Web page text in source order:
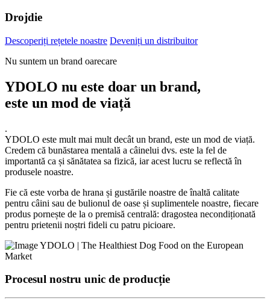
Drojdie
Descoperiți rețetele noastre Deveniți un distribuitor
Nu suntem un brand oarecare
YDOLO nu este doar un brand,
este un mod de viață
.
YDOLO este mult mai mult decât un brand, este un mod de viață.
Credem că bunăstarea mentală a câinelui dvs. este la fel de
importantă ca și sănătatea sa fizică, iar acest lucru se reflectă în
produsele noastre.
Fie că este vorba de hrana și gustările noastre de înaltă calitate
pentru câini sau de bulionul de oase și suplimentele noastre, fiecare
produs pornește de la o premisă centrală: dragostea necondiționată
pentru prietenii noștri fideli cu patru picioare.
Procesul nostru unic de producție